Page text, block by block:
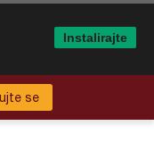
se
Instalirajte